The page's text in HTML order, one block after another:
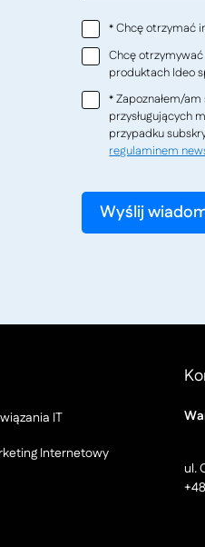
* Chcę otrzymać
Chcę
produktach Ideo
* Zapoznałem/
przysługujących
przypadku
regulaminem
IT
Internetowy
ul.